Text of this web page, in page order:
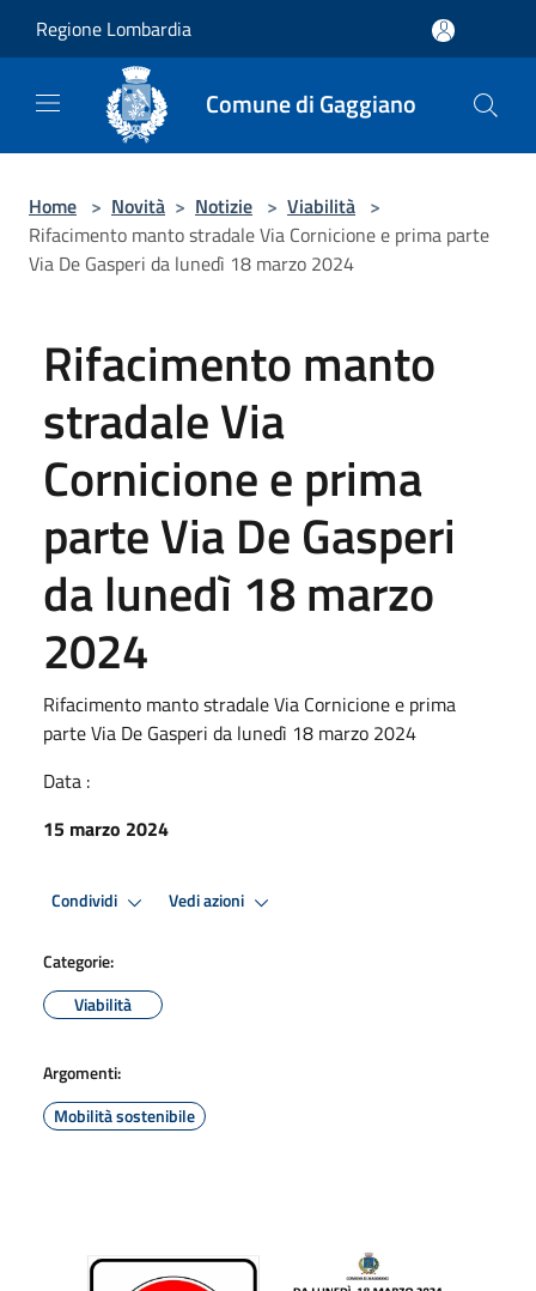
Regione Lombardia
Comune di Gaggiano
Home > Novità > Notizie > Viabilità >
Rifacimento manto stradale Via Cornicione e prima parte
Via De Gasperi da lunedì 18 marzo 2024
Rifacimento manto
stradale Via
Cornicione e prima
parte Via De Gasperi
da lunedì 18 marzo
2024
Rifacimento manto stradale Via Cornicione e prima
parte Via De Gasperi da lunedì 18 marzo 2024
Data :
15 marzo 2024
Condividi Vedi azioni
Categorie:
Viabilità
Argomenti:
Mobilità sostenibile